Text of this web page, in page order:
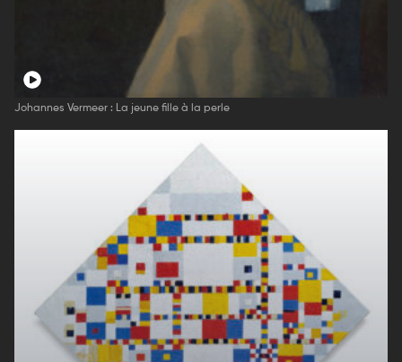
Johannes Vermeer : La jeune fille à la perle